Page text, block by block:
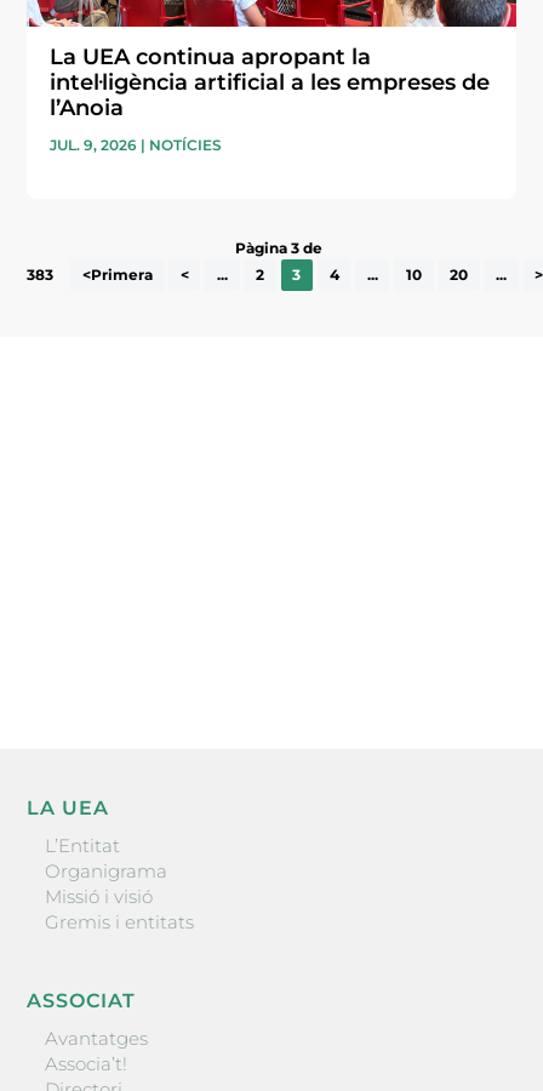
La UEA continua apropant la
intel·ligència artificial a les empreses de
l’Anoia
JUL. 9, 2026 | NOTÍCIES
Pàgina 3 de
383
<Primera < ... 2 3 4 ... 10 20 ... >
LA UEA
L’Entitat
Organigrama
Missió i visió
Gremis i entitats
ASSOCIAT
Avantatges
Associa’t!